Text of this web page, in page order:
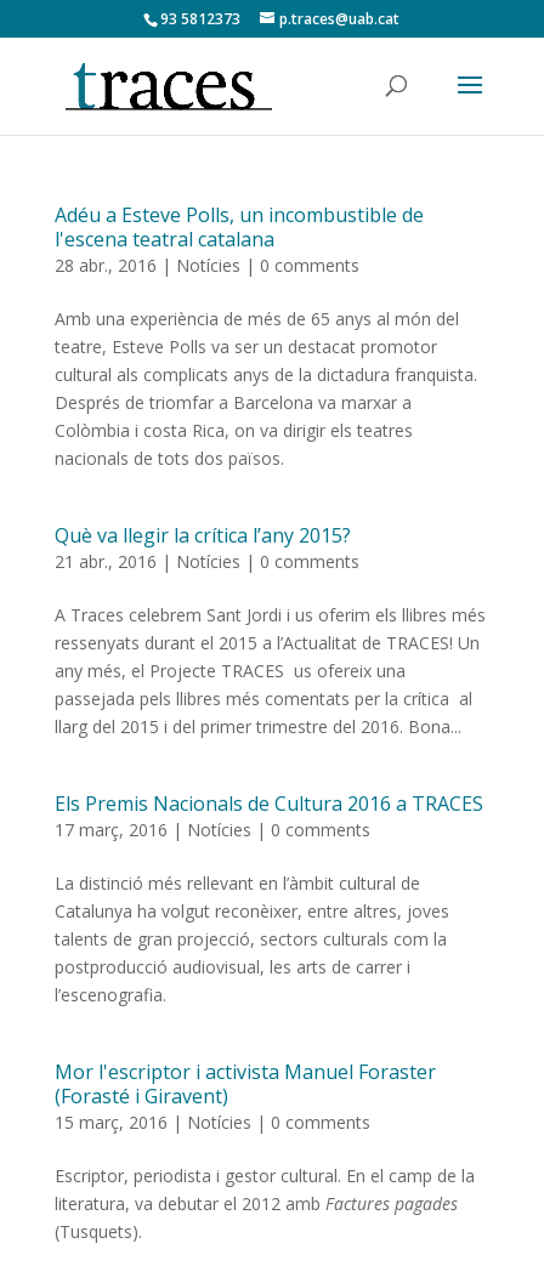
93 5812373 p.traces@uab.cat
Adéu a Esteve Polls, un incombustible de
l'escena teatral catalana
28 abr., 2016 | Notícies | 0 comments
Amb una experiència de més de 65 anys al món del
teatre, Esteve Polls va ser un destacat promotor
cultural als complicats anys de la dictadura franquista.
Després de triomfar a Barcelona va marxar a
Colòmbia i costa Rica, on va dirigir els teatres
nacionals de tots dos països.
Què va llegir la crítica l’any 2015?
21 abr., 2016 | Notícies | 0 comments
A Traces celebrem Sant Jordi i us oferim els llibres més
ressenyats durant el 2015 a l’Actualitat de TRACES! Un
any més, el Projecte TRACES us ofereix una
passejada pels llibres més comentats per la crítica al
llarg del 2015 i del primer trimestre del 2016. Bona...
Els Premis Nacionals de Cultura 2016 a TRACES
17 març, 2016 | Notícies | 0 comments
La distinció més rellevant en l’àmbit cultural de
Catalunya ha volgut reconèixer, entre altres, joves
talents de gran projecció, sectors culturals com la
postproducció audiovisual, les arts de carrer i
l’escenografia.
Mor l'escriptor i activista Manuel Foraster
(Forasté i Giravent)
15 març, 2016 | Notícies | 0 comments
Escriptor, periodista i gestor cultural. En el camp de la
literatura, va debutar el 2012 amb Factures pagades
(Tusquets).